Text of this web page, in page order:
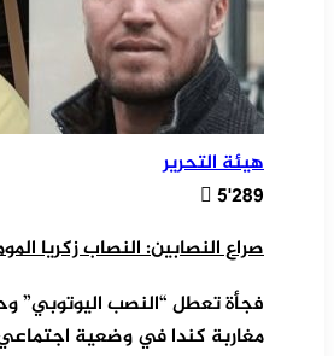
هيئة التحرير
5٬289
صراع النصابين: النصاب زكريا
فجأة تعطل “النصب اليوتوبي”
مغاربة كندا في وضعية